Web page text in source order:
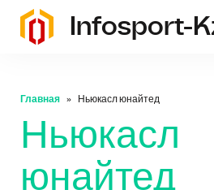
Infosport-
Главная Ньюкасл юнайтед
Ньюкасл
юнайтед